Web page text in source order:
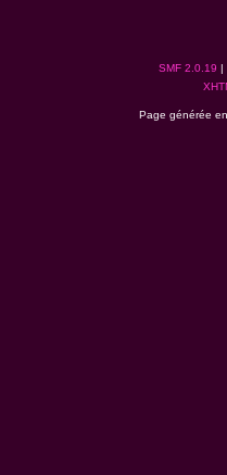
SMF 2.0.19 |
Page générée